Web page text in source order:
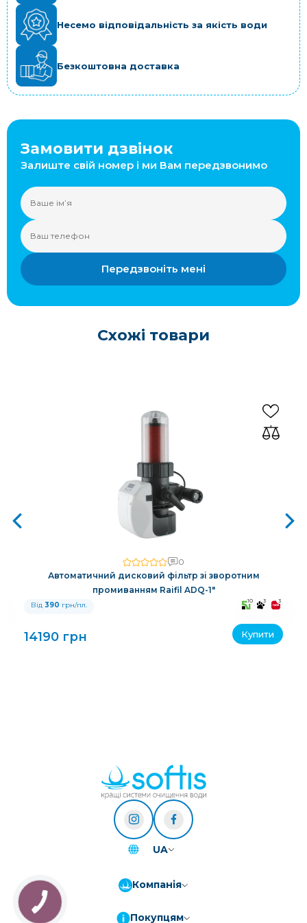
Несемо відповідальність за якість води
Безкоштовна доставка
Замовити дзвінок
Залиште свій номер і ми Вам передзвонимо
Передзвоніть мені
Схожі товари
0
Автоматичний дисковий фільтр зі зворотним
промиванням Raifil ADQ-1"
Від 390 грн/пл. 10 3 3
14190 грн Купити
UA
Компанія
Покупцям